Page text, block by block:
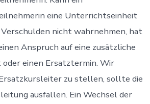
eine Unterrichtseinheit
Verschulden nicht wahrnehmen, hat
Anspruch auf eine zusätzliche
einen Ersatztermin. Wir
zu stellen, sollte die
ausfallen. Ein Wechsel der